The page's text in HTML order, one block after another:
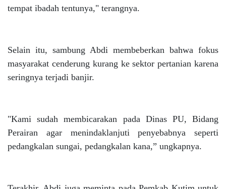
tempat ibadah tentunya," terangnya.
Selain itu, sambung Abdi membeberkan bahwa fokus
masyarakat cenderung kurang ke sektor pertanian karena
seringnya terjadi banjir.
"Kami sudah membicarakan pada Dinas PU, Bidang
Perairan agar menindaklanjuti penyebabnya seperti
pedangkalan sungai, pedangkalan kana,” ungkapnya.